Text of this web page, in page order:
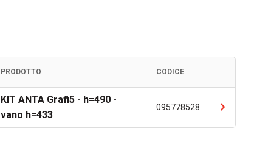
PRODOTTO CODICE
KIT ANTA Grafi5 - h=490 -
vano h=433
095778528